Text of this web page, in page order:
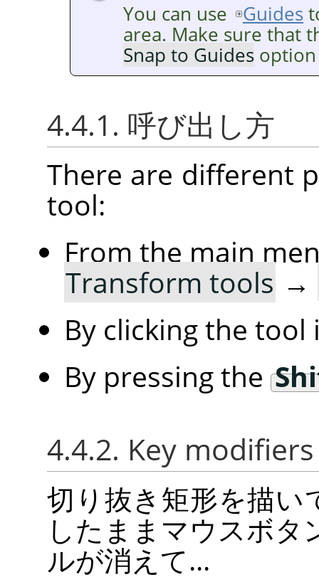
You can use Guides
area. Make sure that
Snap to Guides option
4.4.1. 呼び出し方
There are different
tool:
From the main
Transform tools →
By clicking the
By pressing the
4.4.2. Key modifiers
切り抜き矩形を描
したままマウスボタ
ルが消えて...